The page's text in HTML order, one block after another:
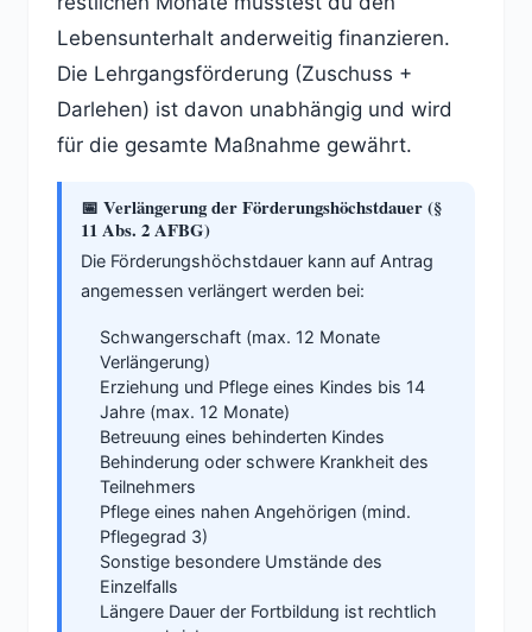
Lebensunterhalt anderweitig finanzieren.
Die Lehrgangsförderung (Zuschuss +
Darlehen) ist davon unabhängig und wird
für die gesamte Maßnahme gewährt.
📅 Verlängerung der Förderungshöchstdauer (§
11 Abs. 2 AFBG)
Die Förderungshöchstdauer kann auf Antrag
angemessen verlängert werden bei:
Schwangerschaft (max. 12 Monate
Verlängerung)
Erziehung und Pflege eines Kindes bis 14
Jahre (max. 12 Monate)
Betreuung eines behinderten Kindes
Behinderung oder schwere Krankheit des
Teilnehmers
Pflege eines nahen Angehörigen (mind.
Pflegegrad 3)
Sonstige besondere Umstände des
Einzelfalls
Längere Dauer der Fortbildung ist rechtlich